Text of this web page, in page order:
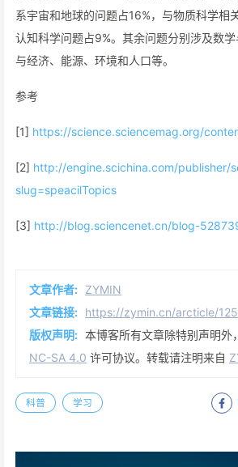
系宇宙和地球的问题占16%，与物质科学相
认知科学问题占9%。其余问题分别涉及数
与经济、能源、环境和人口等。
参考
[1] https://science.sciencemag.org/
[2] http://engine.scichina.com/publisher/
slug=speacilTopics
[3] http://blog.sciencenet.cn/blog-
文章作者: ZYMIN
文章链接: https://zymin.cn/arcticle/
版权声明: 本博客所有文章除特别声明外
NC-SA 4.0 许可协议。转载请注明来自
科普 学习